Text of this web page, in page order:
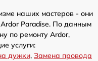
наших мастеров - они
Paradise. По данным
по ремонту Ardor,
услуги:
дужки, Замена провода